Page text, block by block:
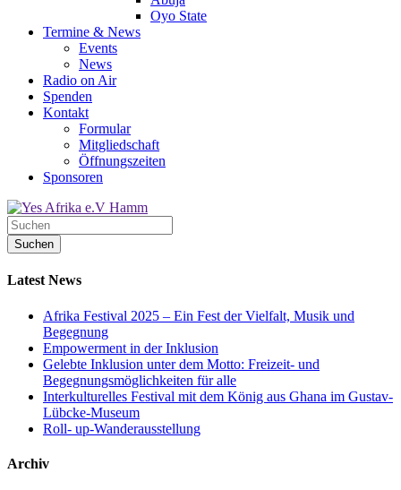
Oyo State
Termine & News
Events
News
Radio on Air
Spenden
Kontakt
Formular
Mitgliedschaft
Öffnungszeiten
Sponsoren
Latest News
Afrika Festival 2025 – Ein Fest der Vielfalt, Musik und
Begegnung
Empowerment in der Inklusion
Gelebte Inklusion unter dem Motto: Freizeit- und
Begegnungsmöglichkeiten für alle
Interkulturelles Festival mit dem König aus Ghana im Gustav-
Lübcke-Museum
Roll- up-Wanderausstellung
Archiv